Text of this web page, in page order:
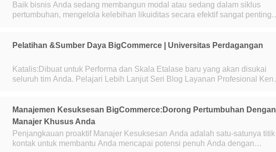
Baik bisnis Anda sedang membangun modal atau sedang dalam siklus
pertumbuhan, mengelola kelebihan likuiditas secara efektif sangat penting
Pelatihan &Sumber Daya BigCommerce | Universitas Perdagangan
Katalis:Dibuat untuk Performa dan Skala Etalase baru yang akan disukai
seluruh tim Anda. Pelajari Lebih Lanjut Seri Blog Layanan Profesional Kenali
Manajemen Kesuksesan BigCommerce:Dorong Pertumbuhan Dengan
Manajer Khusus Anda
Penjangkauan proaktif Manajer Kesuksesan Anda adalah satu-satunya titik
kontak untuk membantu Anda mencapai potensi penuh Anda dengan